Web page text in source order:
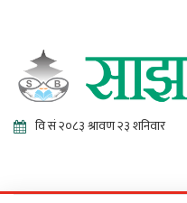
Online News Portal